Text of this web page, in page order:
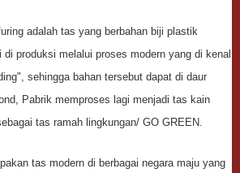
adalah tas yang berbahan biji plastik
di produksi melalui proses modern yang di kenal
sehingga bahan tersebut dapat di daur
Pabrik memproses lagi menjadi tas kain
tas ramah lingkungan/ GO GREEN.
tas modern di berbagai negara maju yang